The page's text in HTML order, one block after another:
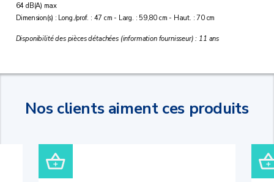
64 dB(A) max
Dimension(s) : Long./prof. : 47 cm - Larg. : 59,80 cm - Haut. : 70 cm
Disponibilité des pièces détachées (information fournisseur) : 11 ans
Nos clients aiment ces produits